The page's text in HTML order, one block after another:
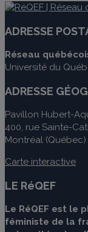
ADRESSE
Réseau
Université du
ADRESSE
Pavillon Hubert-
400, rue Sainte-
Montréal (Québec)
Carte interactive
LE RéQEF
Le RéQEF est le
féministe de la